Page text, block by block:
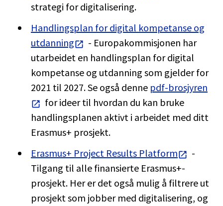
strategi for digitalisering.
Handlingsplan for digital kompetanse og
utdanning
- Europakommisjonen har
utarbeidet en handlingsplan for digital
kompetanse og utdanning som gjelder for
2021 til 2027. Se også denne pdf-brosjyren
for ideer til hvordan du kan bruke
handlingsplanen aktivt i arbeidet med ditt
Erasmus+ prosjekt.
Erasmus+ Project Results Platform
-
Tilgang til alle finansierte Erasmus+-
prosjekt. Her er det også mulig å filtrere ut
prosjekt som jobber med digitalisering, og